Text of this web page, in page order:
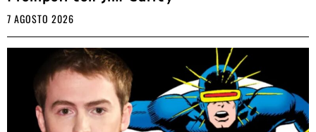
7 AGOSTO 2026